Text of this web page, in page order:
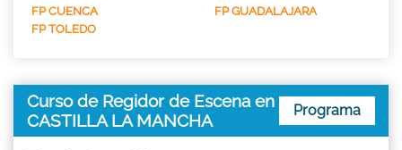
FP CUENCA
FP GUADALAJARA
FP TOLEDO
Curso de Regidor de Escena en
CASTILLA LA MANCHA
Programa